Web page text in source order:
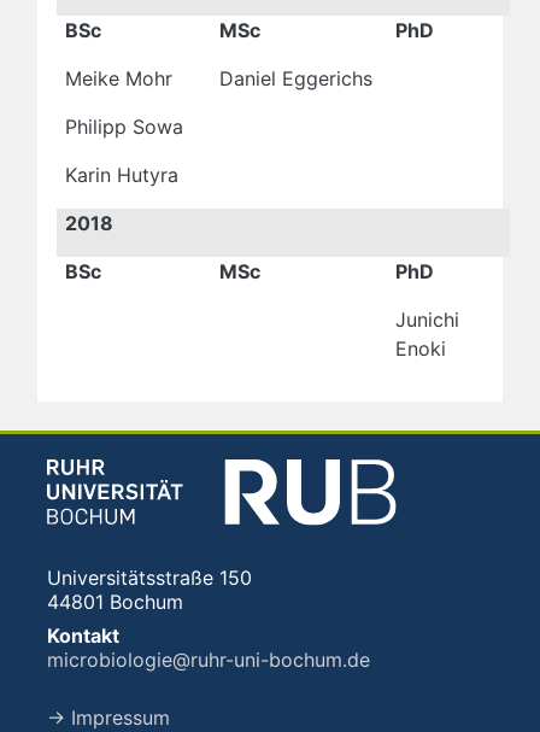
BSc
MSc
PhD
Meike Mohr
Daniel Eggerichs
Philipp Sowa
Karin Hutyra
2018
BSc
MSc
PhD
Junichi
Enoki
Universitätsstraße 150
44801 Bochum
Kontakt
microbiologie@ruhr-uni-bochum.de
→ Impressum